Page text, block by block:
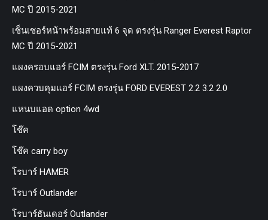
MC ปี 2015-2021
เซ็นเซอร์หน้าพร้อมสายแท้ 6 จุด ตรงรุ่น Ranger Everest Raptor
MC ปี 2015-2021
แผงครอบแอร์ FCIM ตรงรุ่น Ford XLT. 2015-2017
แผงควบคุมแอร์ FCIM ตรงรุ่น FORD EVEREST 2.2 3.2 2.0
แหนบแอด option 4wd
โช๊ค
โช๊ค carry boy
โรบาร์ HAMER
โรบาร์ Outlander
โรบาร์ธันเดอร์ Outlander